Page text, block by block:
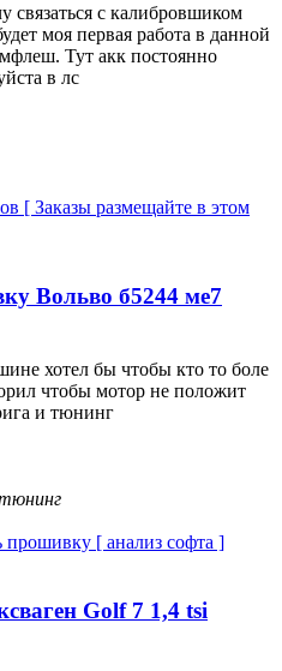
связаться с калибровшиком
моя первая работа в данной
Тут акк постоянно
в лс
[ Заказы размещайте в этом
Вольво б5244 ме7
хотел бы чтобы кто то боле
чтобы мотор не положит
и тюнинг
прошивку [ анализ софта ]
Golf 7 1,4 tsi